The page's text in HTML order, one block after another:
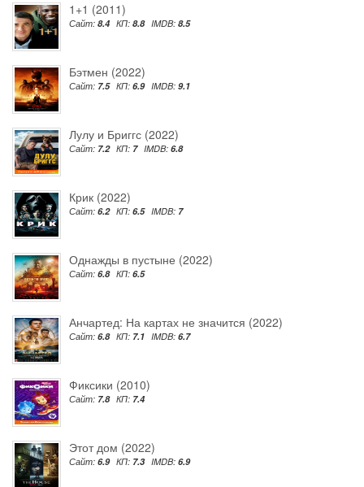
1+1 (2011)
Сайт: 8.4 КП: 8.8 IMDB: 8.5
Бэтмен (2022)
Сайт: 7.5 КП: 6.9 IMDB: 9.1
Лулу и Бриггс (2022)
Сайт: 7.2 КП: 7 IMDB: 6.8
Крик (2022)
Сайт: 6.2 КП: 6.5 IMDB: 7
Однажды в пустыне (2022)
Сайт: 6.8 КП: 6.5
Анчартед: На картах не значится (2022)
Сайт: 6.8 КП: 7.1 IMDB: 6.7
Фиксики (2010)
Сайт: 7.8 КП: 7.4
Этот дом (2022)
Сайт: 6.9 КП: 7.3 IMDB: 6.9